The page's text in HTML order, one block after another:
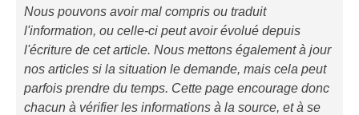
Nous pouvons avoir mal compris ou traduit
l'information, ou celle-ci peut avoir évolué depuis
l'écriture de cet article. Nous mettons également à jour
nos articles si la situation le demande, mais cela peut
parfois prendre du temps. Cette page encourage donc
chacun à vérifier les informations à la source, et à se